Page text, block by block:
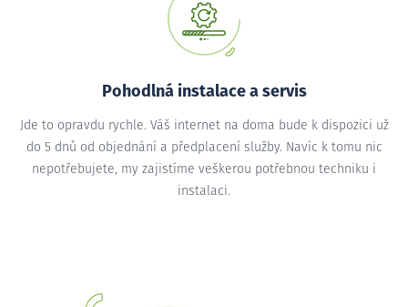
Pohodlná instalace a servis
Jde to opravdu rychle. Váš internet na doma bude k dispozici už
do 5 dnů od objednání a předplacení služby. Navíc k tomu nic
nepotřebujete, my zajistíme veškerou potřebnou techniku i
instalaci.